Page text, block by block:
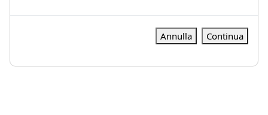
Annulla Continua